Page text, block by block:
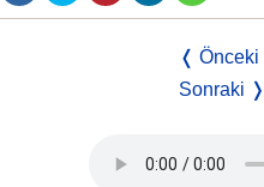
❬ Önceki
Sonraki ❭